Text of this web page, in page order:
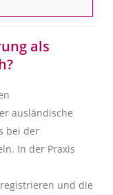
als
ausländische
bei der
In der Praxis
und die